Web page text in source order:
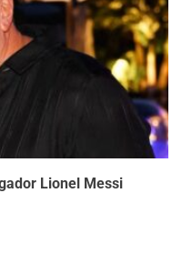
Lionel Messi